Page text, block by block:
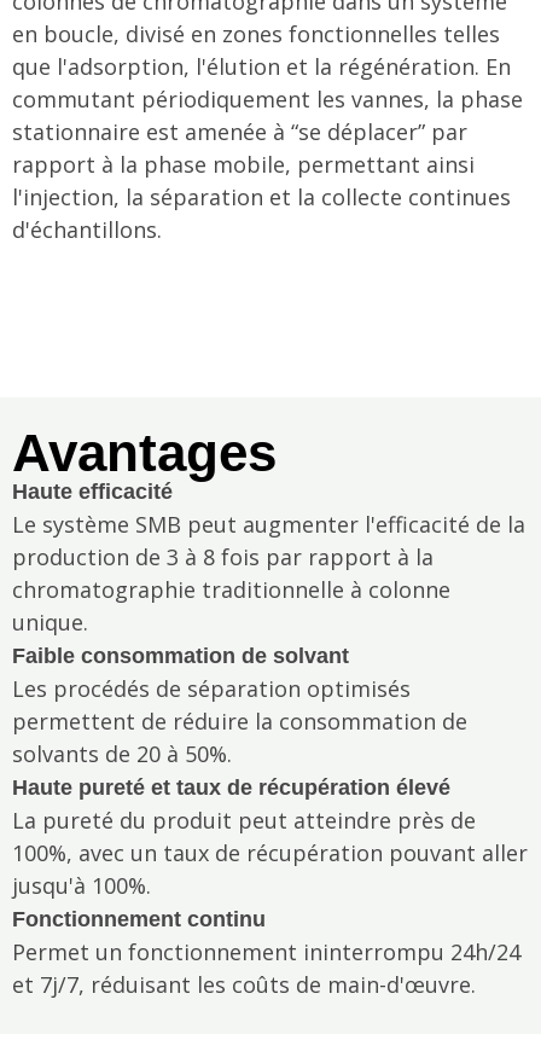
en boucle, divisé en zones fonctionnelles telles
que l'adsorption, l'élution et la régénération. En
commutant périodiquement les vannes, la phase
stationnaire est amenée à “se déplacer” par
rapport à la phase mobile, permettant ainsi
l'injection, la séparation et la collecte continues
d'échantillons.
Avantages
Haute efficacité
Le système SMB peut augmenter l'efficacité de la
production de 3 à 8 fois par rapport à la
chromatographie traditionnelle à colonne
unique.
Faible consommation de solvant
Les procédés de séparation optimisés
permettent de réduire la consommation de
solvants de 20 à 50%.
Haute pureté et taux de récupération élevé
La pureté du produit peut atteindre près de
100%, avec un taux de récupération pouvant aller
jusqu'à 100%.
Fonctionnement continu
Permet un fonctionnement ininterrompu 24h/24
et 7j/7, réduisant les coûts de main-d'œuvre.